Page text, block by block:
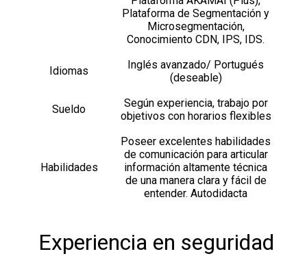
Plataforma de Segmentación y
Microsegmentación,
Conocimiento CDN, IPS, IDS.
Idiomas
Inglés avanzado/ Portugués
(deseable)
Sueldo
Según experiencia, trabajo por
objetivos con horarios flexibles
Habilidades
Poseer excelentes habilidades
de comunicación para articular
información altamente técnica
de una manera clara y fácil de
entender. Autodidacta
Experiencia en seguridad